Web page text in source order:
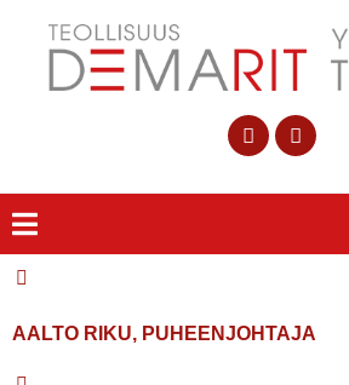
AALTO RIKU, PUHEENJOHTAJA